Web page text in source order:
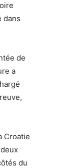
dans
de
a
Croatie
du